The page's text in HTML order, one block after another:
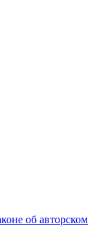
об авторском